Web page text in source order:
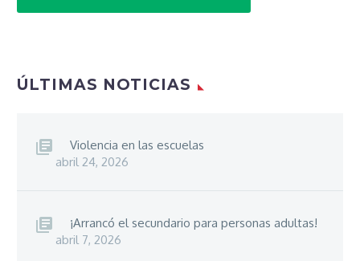
ÚLTIMAS NOTICIAS
Violencia en las escuelas
abril 24, 2026
¡Arrancó el secundario para personas adultas!
abril 7, 2026